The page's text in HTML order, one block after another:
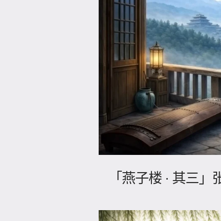
「燕子楼 · 其三」